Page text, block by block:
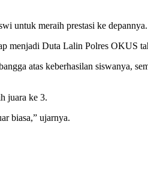
untuk meraih prestasi ke depannya.
menjadi Duta Lalin Polres OKUS
atas keberhasilan siswanya,
juara ke 3.
biasa,” ujarnya.